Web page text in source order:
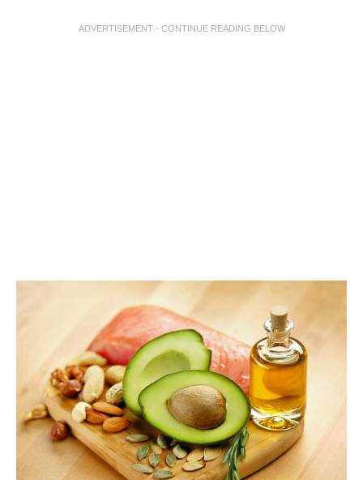
ADVERTISEMENT - CONTINUE READING BELOW